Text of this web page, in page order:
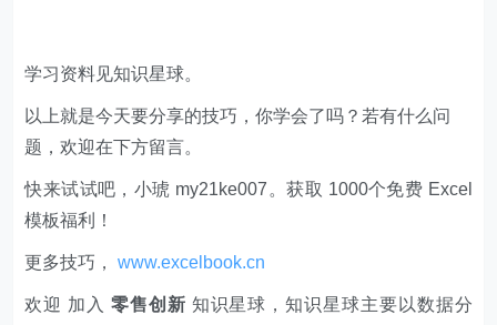
学习资料见知识星球。
以上就是今天要分享的技巧，你学会了吗？若有什么问
题，欢迎在下方留言。
快来试试吧，小琥 my21ke007。获取 1000个免费 Excel
模板福利​​​​！
更多技巧，www.excelbook.cn
欢迎 加入 零售创新 知识星球，知识星球主要以数据分